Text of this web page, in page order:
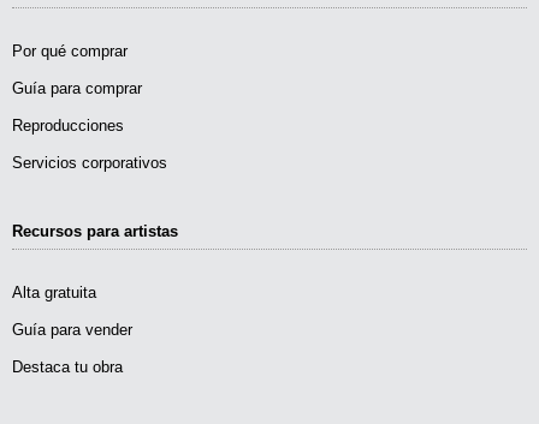
Por qué comprar
Guía para comprar
Reproducciones
Servicios corporativos
Recursos para artistas
Alta gratuita
Guía para vender
Destaca tu obra